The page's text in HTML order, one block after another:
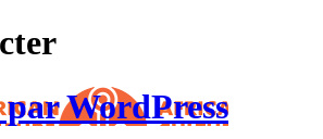
WordPress